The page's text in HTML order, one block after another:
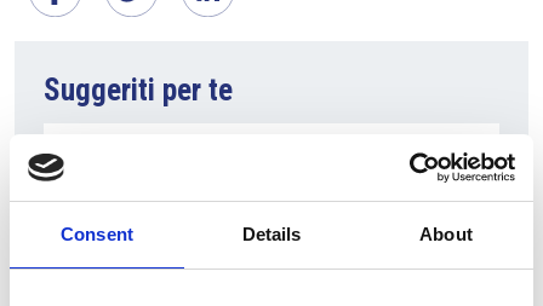
Consent Details About
Suggeriti per te